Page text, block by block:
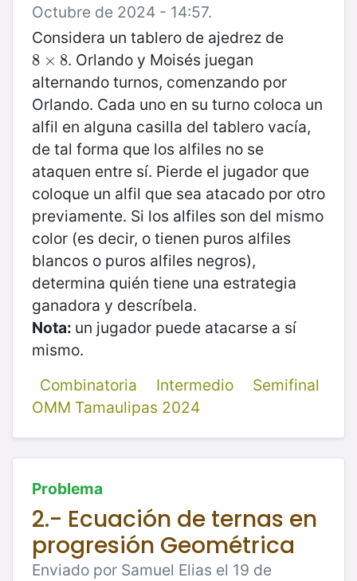
Octubre de 2024 - 14:57.
Considera un tablero de ajedrez de
8 × 8
8 ×8 . Orlando y Moisés juegan
alternando turnos, comenzando por
Orlando. Cada uno en su turno coloca un
alfil en alguna casilla del tablero vacía,
de tal forma que los alfiles no se
ataquen entre sí. Pierde el jugador que
coloque un alfil que sea atacado por otro
previamente. Si los alfiles son del mismo
color (es decir, o tienen puros alfiles
blancos o puros alfiles negros),
determina quién tiene una estrategia
ganadora y descríbela.
Nota: un jugador puede atacarse a sí
mismo.
Combinatoria
Intermedio
Semifinal
OMM Tamaulipas 2024
Problema
2.- Ecuación de ternas en
progresión Geométrica
Enviado por Samuel Elias el 19 de